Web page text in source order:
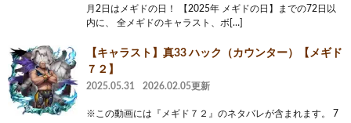
月2日はメギドの日！ 【2025年 メギドの日】までの72日以
内に、 全メギドのキャラスト、ボ[…]
【キャラスト】真33 ハック（カウンター）【メギド
７２】
2025.05.31 2026.02.05更新
※この動画には『メギド７２』のネタバレが含まれます。 7